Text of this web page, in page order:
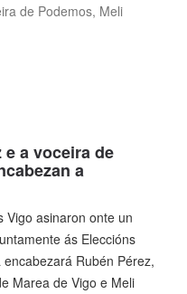
de Podemos, Meli
a voceira de
a
Vigo asinaron onte un
ás Eleccións
Rubén Pérez,
Marea de Vigo e Meli